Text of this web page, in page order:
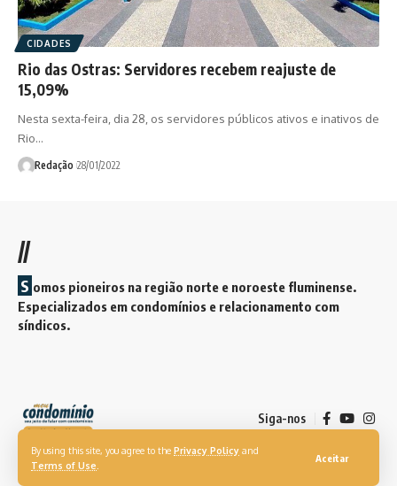
By using this site, you agree to the Privacy Policy and
Terms of Use
Aceitar
CIDADES
Rio das Ostras: Servidores recebem reajuste de
15,09%
Nesta sexta-feira, dia 28, os servidores públicos ativos e inativos de
Rio…
Redação 28/01/2022
//
S omos pioneiros na região norte e noroeste fluminense.
Especializados em condomínios e relacionamento com
síndicos.
Siga-nos
© 2026. Revista Meu Condomínio. Todos os direitos reservados.